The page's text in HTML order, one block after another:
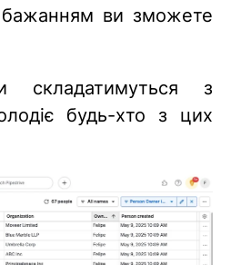
бажанням ви зможете
складатимуться з
будь-хто з цих